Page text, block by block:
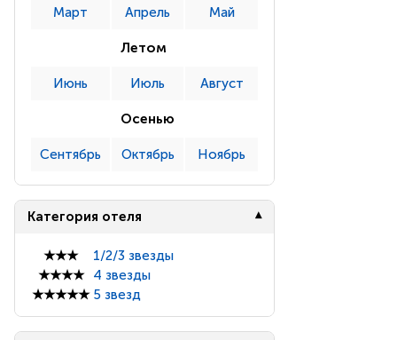
Март Апрель Май
Летом
Июнь Июль Август
Осенью
Сентябрь Октябрь Ноябрь
Категория отеля
★★★
1/2/3 звезды
★★★★
4 звезды
★★★★★ 5 звезд